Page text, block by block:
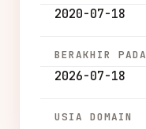
2020-07-18
BERAKHIR PADA
2026-07-18
USIA DOMAIN